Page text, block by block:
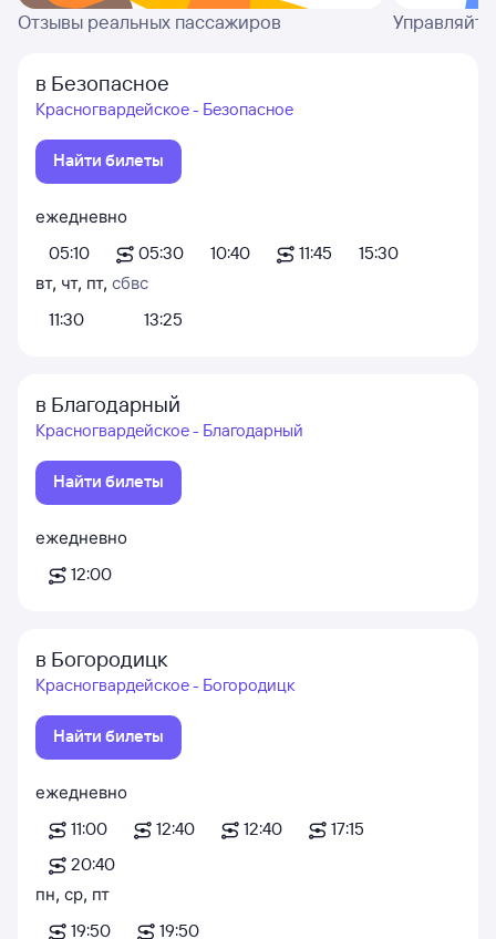
Отзывы реальных пассажиров
в Безопасное
Красногвардейское - Безопасное
Найти билеты
ежедневно
05:10
05:30 10:40 11:45
15:30
вт, чт, пт, сб
11:30
вс
13:25
в Благодарный
Красногвардейское - Благодарный
Найти билеты
ежедневно
12:00
в Богородицк
Красногвардейское - Богородицк
Найти билеты
ежедневно
11:00
12:40 12:40
17:15
20:40
пн, ср, пт
19:50
19:50